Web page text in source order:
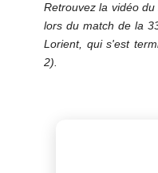
Retrouvez la vidéo
lors du match de la
Lorient, qui s'est
2).